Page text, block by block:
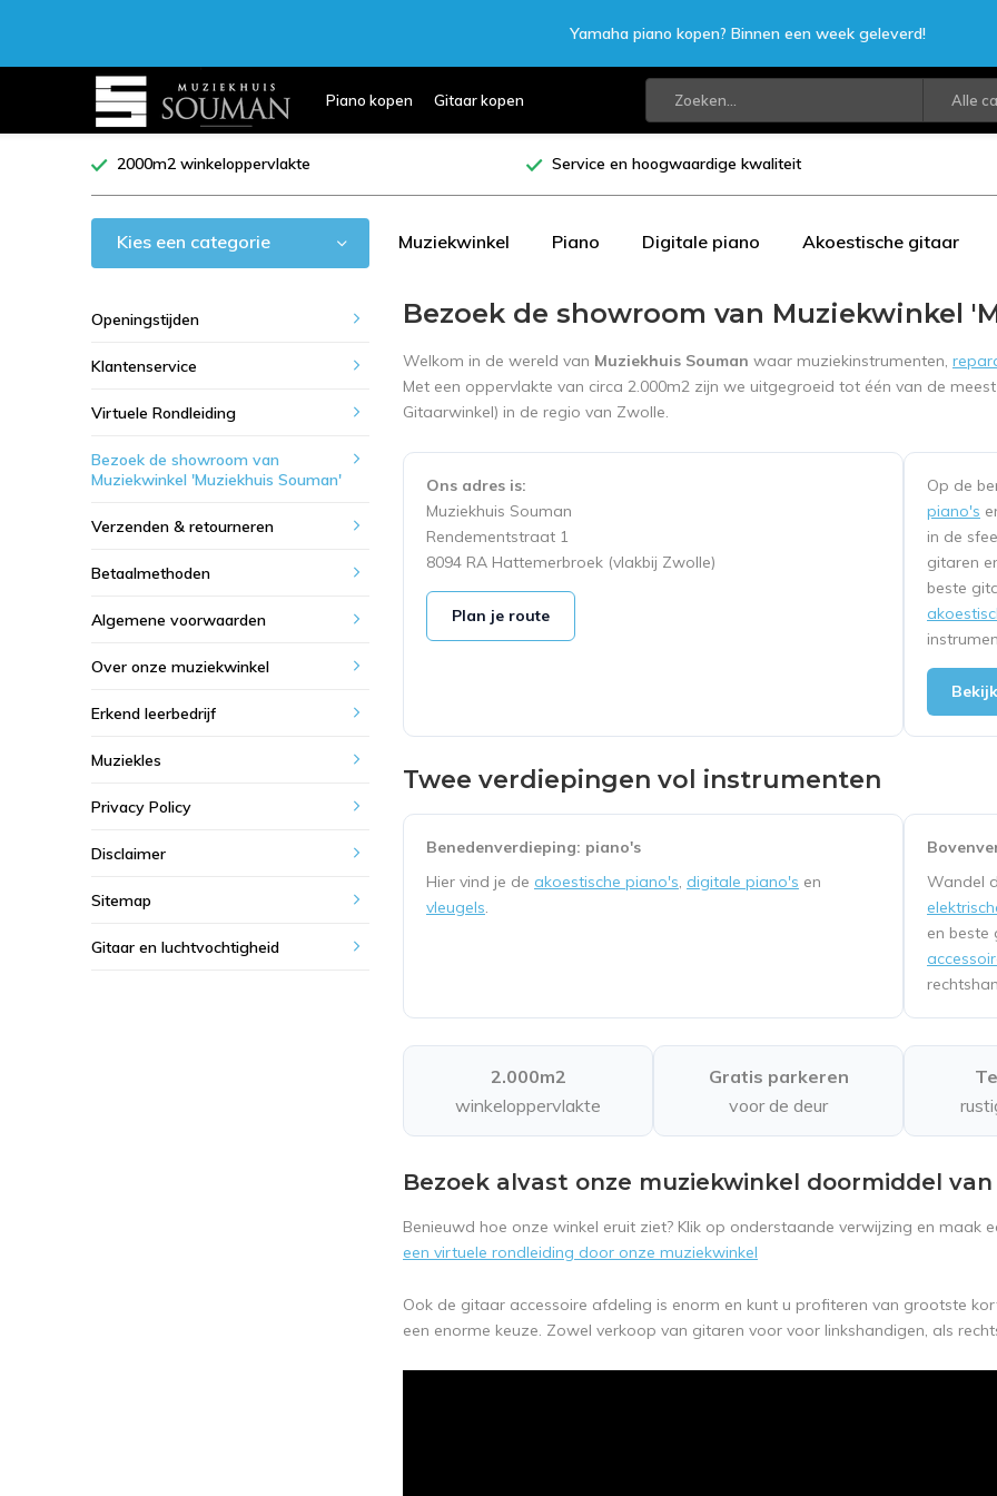
Piano kopen Gitaar kopen Alle
Yamaha piano kopen? Binnen een week geleverd!
2000m2 winkeloppervlakte Service en hoogwaardige kwaliteit
Kies een categorie Muziekwinkel Piano Digitale piano Akoestische gitaar
Bezoek de showroom van Muziekwinkel
Welkom in de wereld van Muziekhuis Souman waar muziekinstrumenten,
Met een oppervlakte van circa 2.000m2 zijn we uitgegroeid tot één van de
Gitaarwinkel) in de regio van Zwolle.
Ons adres is:
Muziekhuis Souman
Rendementstraat 1
8094 RA Hattemerbroek (vlakbij Zwolle)
Plan je route
Op de
piano's
in de
gitaren
beste
Twee verdiepingen vol instrumenten
Benedenverdieping: piano's
Hier vind je de akoestische piano's, digitale piano's en
vleugels.
Wandel
en beste
2.000m2
winkeloppervlakte
Gratis parkeren
voor de deur
Bezoek alvast onze muziekwinkel doormiddel
Benieuwd hoe onze winkel eruit ziet? Klik op onderstaande verwijzing en maak
een virtuele rondleiding door onze muziekwinkel
Ook de gitaar accessoire afdeling is enorm en kunt u profiteren van grootste
een enorme keuze. Zowel verkoop van gitaren voor voor linkshandigen, als
Openingstijden
Klantenservice
Virtuele Rondleiding
Bezoek de showroom van
Muziekwinkel 'Muziekhuis Souman'
Verzenden & retourneren
Betaalmethoden
Algemene voorwaarden
Over onze muziekwinkel
Erkend leerbedrijf
Muziekles
Privacy Policy
Disclaimer
Sitemap
Gitaar en luchtvochtigheid